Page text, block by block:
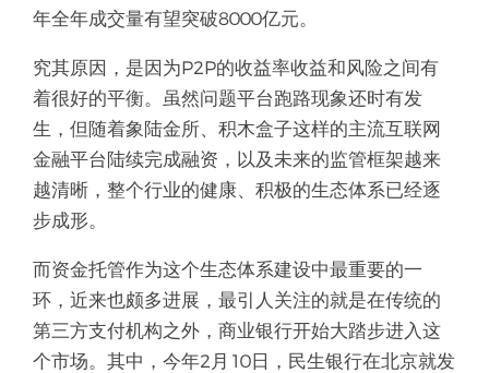
年全年成交量有望突破8000亿元。
究其原因，是因为P2P的收益率收益和风险之间有
着很好的平衡。虽然问题平台跑路现象还时有发
生，但随着象陆金所、积木盒子这样的主流互联网
金融平台陆续完成融资，以及未来的监管框架越来
越清晰，整个行业的健康、积极的生态体系已经逐
步成形。
而资金托管作为这个生态体系建设中最重要的一
环，近来也颇多进展，最引人关注的就是在传统的
第三方支付机构之外，商业银行开始大踏步进入这
个市场。其中，今年2月10日，民生银行在北京就发